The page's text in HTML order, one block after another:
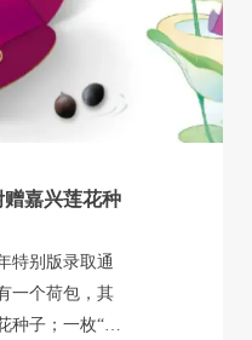
嘉兴莲花种
特别版录取通
一个荷包，其
种子；一枚“不